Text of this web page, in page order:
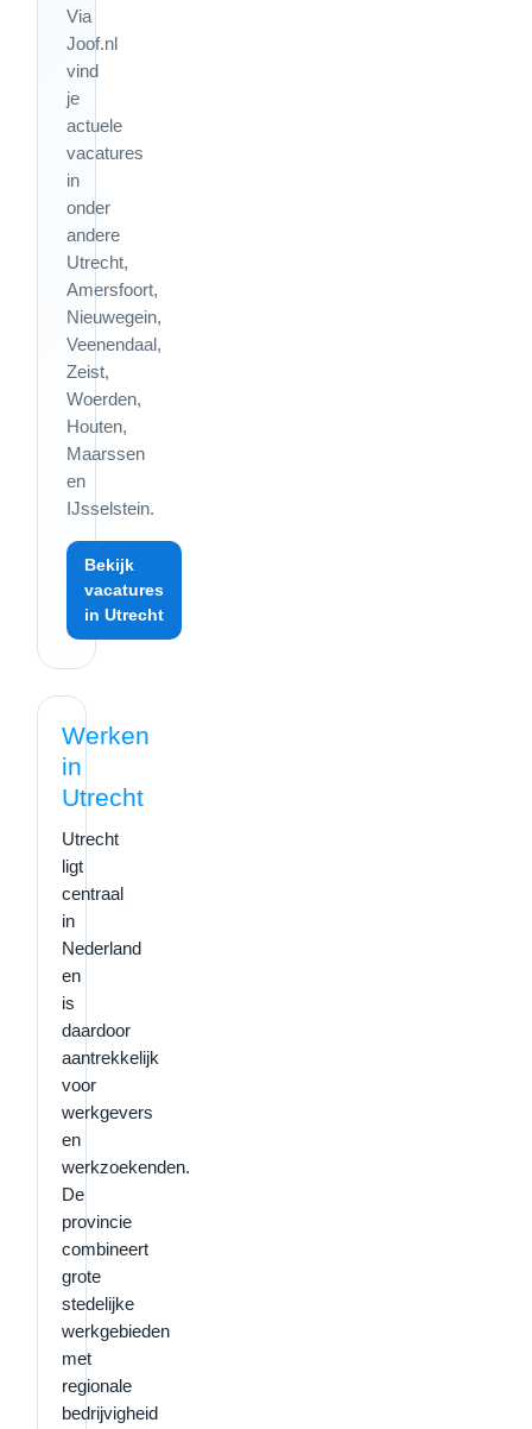
Via
Joof.nl
vind
je
actuele
vacatures
in
onder
andere
Utrecht,
Amersfoort,
Nieuwegein,
Veenendaal,
Zeist,
Woerden,
Houten,
Maarssen
en
IJsselstein.
Bekijk
vacatures
in Utrecht
Werken
in
Utrecht
Utrecht
ligt
centraal
in
Nederland
en
is
daardoor
aantrekkelijk
voor
werkgevers
en
werkzoekenden.
De
provincie
combineert
grote
stedelijke
werkgebieden
met
regionale
bedrijvigheid